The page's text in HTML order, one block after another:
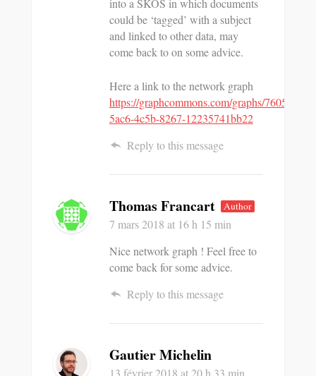
into a SKOS in which documents
could be ‘tagged’ with a subject
and linked to other data, may
come back to on some advice.
Here a link to the network graph
https://graphcommons.com/graphs/76050aab-
5ac6-4c5b-8267-12235741bb22
Reply to this message
Thomas Francart Author
7 mars 2018 at 16 h 15 min
Nice network graph ! Feel free to
come back for some advice.
Reply to this message
Gautier Michelin
13 février 2018 at 20 h 33 min